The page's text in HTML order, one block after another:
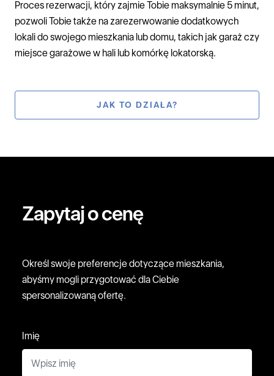
Proces rezerwacji, który zajmie Tobie maksymalnie 5 minut,
pozwoli Tobie także na zarezerwowanie dodatkowych
lokali do swojego mieszkania lub domu, takich jak garaż czy
miejsce garażowe w hali lub komórkę lokatorską.
JAK TO DZIAŁA?
Zapytaj o cenę
Określ swoje preferencje dotyczące mieszkania,
abyśmy mogli przygotować dla Ciebie
spersonalizowaną ofertę.
Imię